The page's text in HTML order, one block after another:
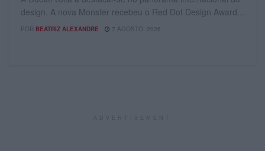
design. A nova Monster recebeu o Red Dot Design Award...
POR BEATRIZ ALEXANDRE 7 AGOSTO, 2026